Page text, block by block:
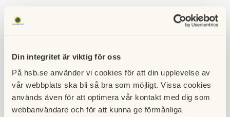
Din integritet är viktig för oss
På hsb.se använder vi cookies för att din upplevelse av
vår webbplats ska bli så bra som möjligt. Vissa cookies
används även för att optimera vår kontakt med dig som
webbanvändare och för att kunna ge förmånliga
HSB BRF 128
ASTRAKANEN